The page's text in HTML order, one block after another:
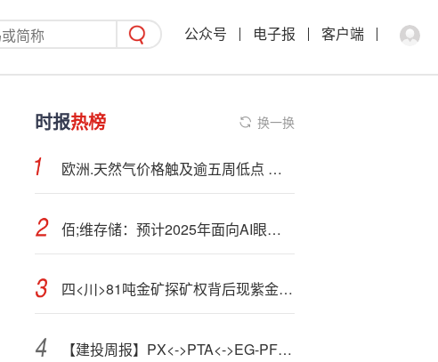
公众号 电子报 客户端
时报热榜 换一换
欧洲.天然气价格触及逾五周低点 因市场预计今冬寒潮影响较小
佰;维存储：预计2025年面向AI眼镜产品收入同比增长超500%
四<川>81吨金矿探矿权背后现紫金矿业，实控方四川黄金曾承诺资产注入
【建投周报】PX<->PTA<->EG-PF-PR：意外停车驱动TA走强，短期供需格局转为偏紧